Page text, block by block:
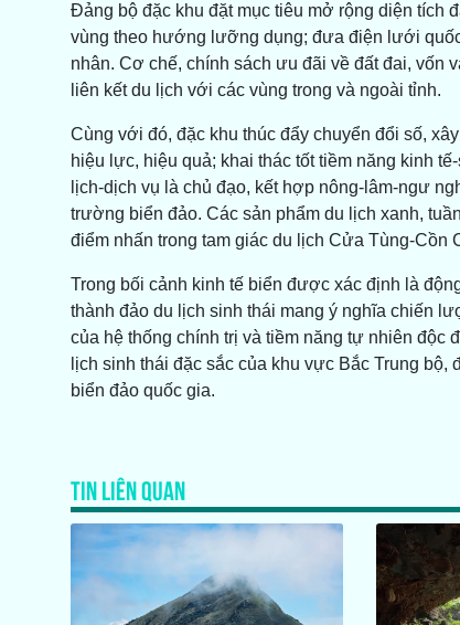
Đảng bộ đặc khu đặt mục tiêu mở rộng diện tích
vùng theo hướng lưỡng dụng; đưa điện lưới
nhân. Cơ chế, chính sách ưu đãi về đất đai, vốn
liên kết du lịch với các vùng trong và ngoài tỉnh.
Cùng với đó, đặc khu thúc đẩy chuyển đổi số,
hiệu lực, hiệu quả; khai thác tốt tiềm năng kinh
lịch-dịch vụ là chủ đạo, kết hợp nông-lâm-ngư
trường biển đảo. Các sản phẩm du lịch xanh,
điểm nhấn trong tam giác du lịch Cửa Tùng-Cồn
Trong bối cảnh kinh tế biển được xác định là
thành đảo du lịch sinh thái mang ý nghĩa chiến
của hệ thống chính trị và tiềm năng tự nhiên độc
lịch sinh thái đặc sắc của khu vực Bắc Trung
biển đảo quốc gia.
TIN LIÊN QUAN